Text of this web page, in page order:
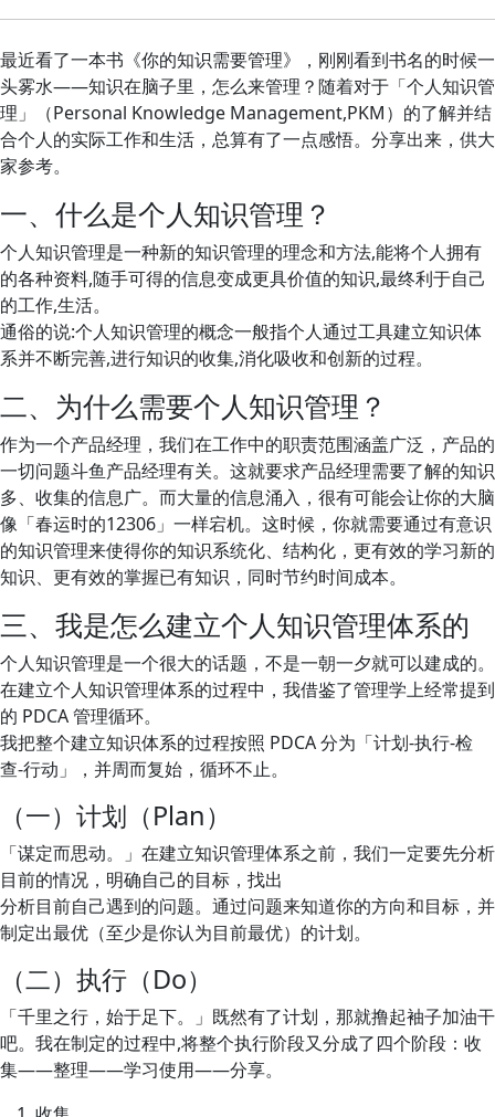
最近看了一本书《你的知识需要管理》，刚刚看到书名的时候一
头雾水——知识在脑子里，怎么来管理？随着对于「个人知识管
理」（Personal Knowledge Management,PKM）的了解并结
合个人的实际工作和生活，总算有了一点感悟。分享出来，供大
家参考。
一、什么是个人知识管理？
个人知识管理是一种新的知识管理的理念和方法,能将个人拥有
的各种资料,随手可得的信息变成更具价值的知识,最终利于自己
的工作,生活。
通俗的说:个人知识管理的概念一般指个人通过工具建立知识体
系并不断完善,进行知识的收集,消化吸收和创新的过程。
二、为什么需要个人知识管理？
作为一个产品经理，我们在工作中的职责范围涵盖广泛，产品的
一切问题斗鱼产品经理有关。这就要求产品经理需要了解的知识
多、收集的信息广。而大量的信息涌入，很有可能会让你的大脑
像「春运时的12306」一样宕机。这时候，你就需要通过有意识
的知识管理来使得你的知识系统化、结构化，更有效的学习新的
知识、更有效的掌握已有知识，同时节约时间成本。
三、我是怎么建立个人知识管理体系的
个人知识管理是一个很大的话题，不是一朝一夕就可以建成的。
在建立个人知识管理体系的过程中，我借鉴了管理学上经常提到
的 PDCA 管理循环。
我把整个建立知识体系的过程按照 PDCA 分为「计划-执行-检
查-行动」，并周而复始，循环不止。
（一）计划（Plan）
「谋定而思动。」在建立知识管理体系之前，我们一定要先分析
目前的情况，明确自己的目标，找出
分析目前自己遇到的问题。通过问题来知道你的方向和目标，并
制定出最优（至少是你认为目前最优）的计划。
（二）执行（Do）
「千里之行，始于足下。」既然有了计划，那就撸起袖子加油干
吧。我在制定的过程中,将整个执行阶段又分成了四个阶段：收
集——整理——学习使用——分享。